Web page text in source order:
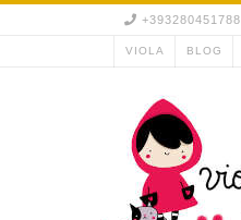
+393280451788
VIOLA BLOG